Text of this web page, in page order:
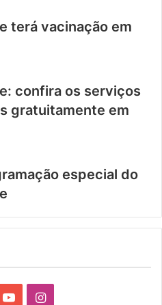
terá vacinação em
confira os serviços
gratuitamente em
especial do
I